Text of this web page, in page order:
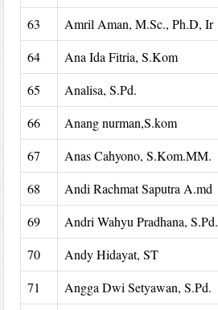
63
Amril Aman, M.Sc., Ph.D, Ir
64
Ana Ida Fitria, S.Kom
65
Analisa, S.Pd.
66
Anang nurman,S.kom
67
Anas Cahyono, S.Kom.MM.
68
Andi Rachmat Saputra A.md
69
Andri Wahyu Pradhana, S.Pd.
70
Andy Hidayat, ST
71
Angga Dwi Setyawan, S.Pd.